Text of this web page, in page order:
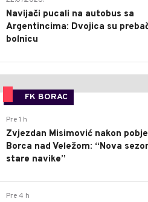
Navijači pucali na autobus sa
Argentincima: Dvojica su
bolnicu
FK BORAC
Pre 1 h
Zvjezdan Misimović nakon
Borca nad Veležom: “Nova
stare navike”
Pre 4 h